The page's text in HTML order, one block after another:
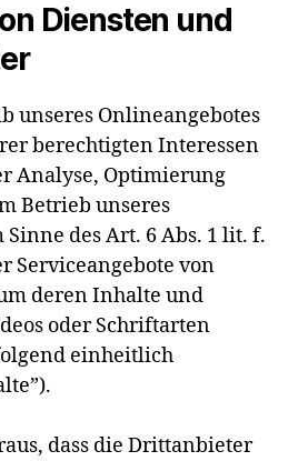
Diensten und
unseres Onlineangebotes
berechtigten Interessen
Analyse, Optimierung
Betrieb unseres
des Art. 6 Abs. 1 lit. f.
Serviceangebote von
deren Inhalte und
oder Schriftarten
einheitlich
dass die Drittanbieter